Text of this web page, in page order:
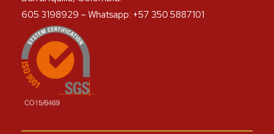
605 3198929 – Whatsapp: +57 350 5887101